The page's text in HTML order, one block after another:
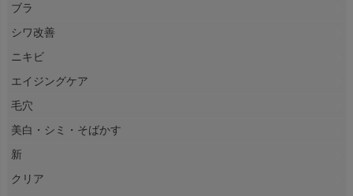
ブラ
シワ改善
ニキビ
エイジングケア
毛穴
美白・シミ・そばかす
新
クリア